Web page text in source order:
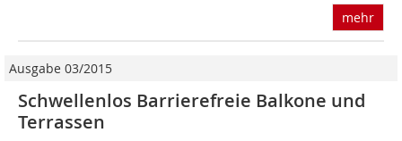
mehr
Ausgabe 03/2015
Schwellenlos Barrierefreie Balkone und
Terrassen